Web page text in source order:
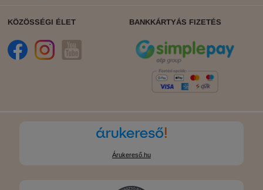
KÖZÖSSÉGI ÉLET BANKKÁRTYÁS FIZETÉS
Árukereső.hu